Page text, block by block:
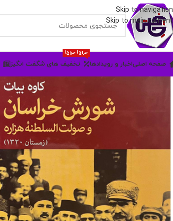
Skip to navigation
Skip to main content
صفحه اصلیاخبار و رویدادها تخفیف های شگفت انگیز
حراج! حراج!